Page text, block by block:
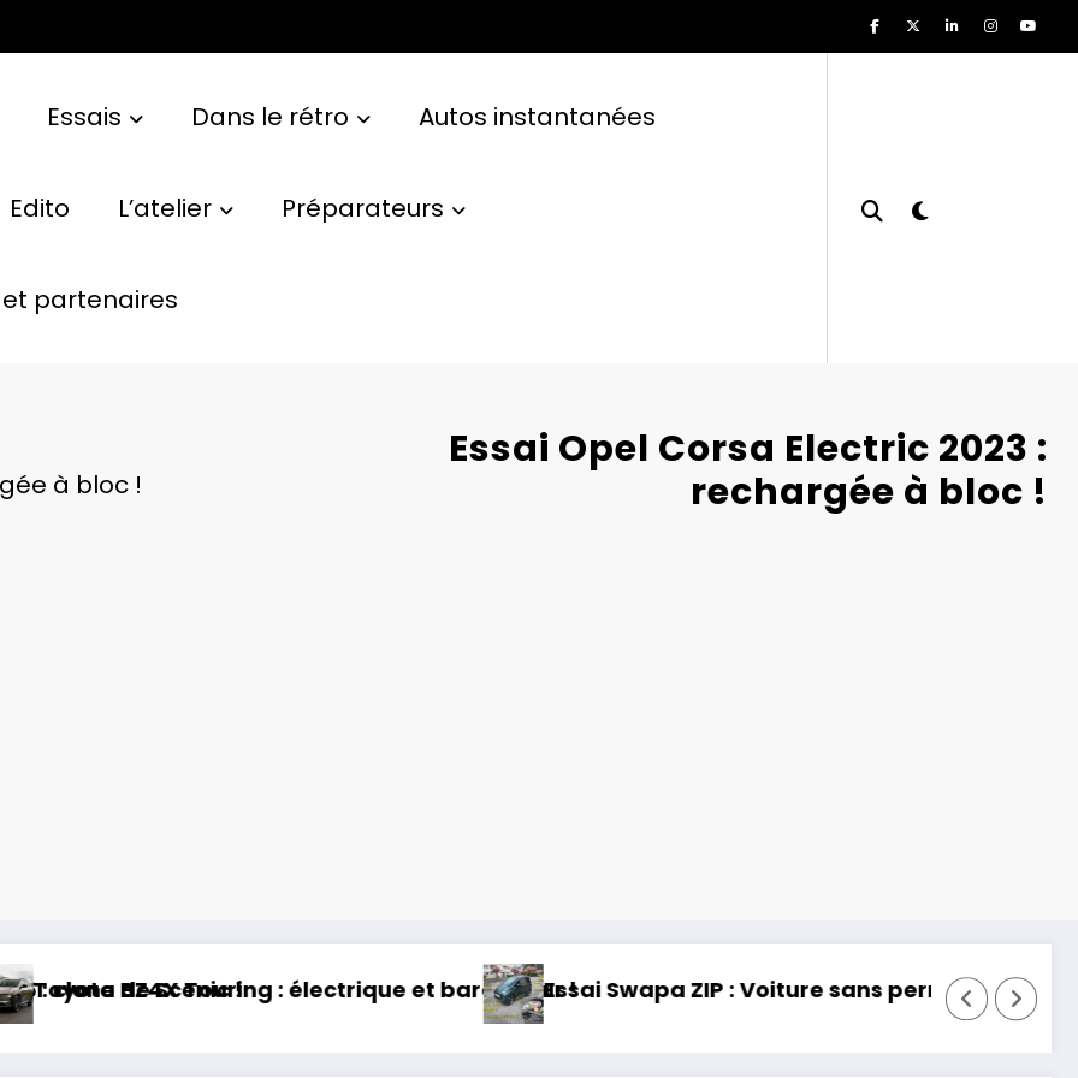
Essais Dans le rétro Autos instantanées
Edito L’atelier Préparateurs
partenaires
à bloc !
Essai Opel Corsa Electric 2023 :
rechargée à bloc !
et baroudeur !Essai Swapa ZIP : Voiture sans permis, mais fun !Essai Toyota RAV 4 2026 : 32 ans